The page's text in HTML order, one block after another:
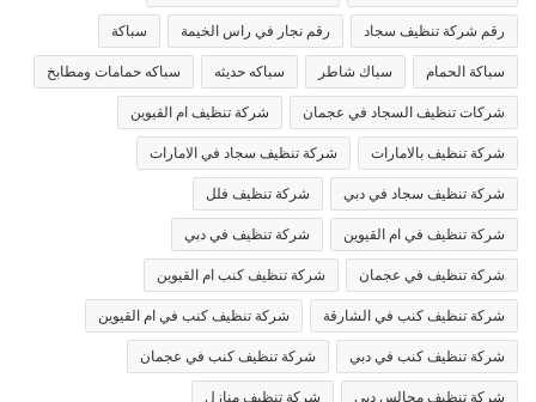
رقم شركة تنظيف سجاد رقم نجار في راس الخيمة سباكة
سباكة الحمام سباك شاطر سباكه حديثه سباكه حمامات ومطابخ
شركات تنظيف السجاد في عجمان شركة تنظيف ام القيوين
شركة تنظيف بالامارات شركة تنظيف سجاد في الامارات
شركة تنظيف سجاد في دبي شركة تنظيف فلل
شركة تنظيف في ام القيوين شركة تنظيف في دبي
شركة تنظيف في عجمان شركة تنظيف كنب ام القيوين
شركة تنظيف كنب في الشارقة شركة تنظيف كنب في ام القيوين
شركة تنظيف كنب في دبي شركة تنظيف كنب في عجمان
شركة تنظيف مجالس دبي شركة تنظيف منازل